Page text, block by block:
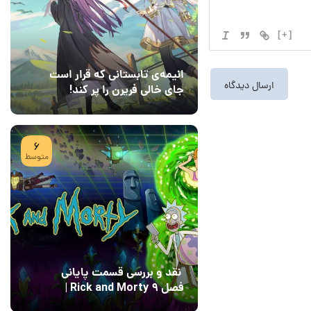
[+]
انیمه‌ی تابستانی که قرار است
جای خالی فریرن را پر کند!
08 مرداد 1405
6
متوسط
نقد و بررسی قسمت پایانی
فصل ۹ Rick and Morty |
پایان رویایی با Field of
15 04 مرداد 1405